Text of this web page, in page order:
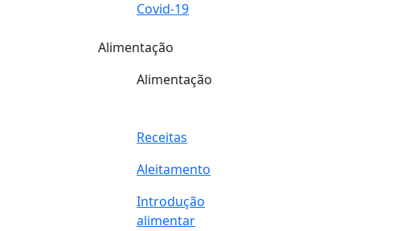
Covid-19
Alimentação
Alimentação
Receitas
Aleitamento
Introdução
alimentar